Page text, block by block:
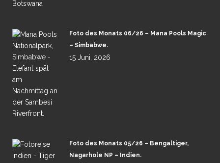
Foto des Monats 06/26 – Mana Pools Magic
– Simbabwe.
15 Juni, 2026
Foto des Monats 05/26 – Bengaltiger,
Nagarhole NP – Indien.